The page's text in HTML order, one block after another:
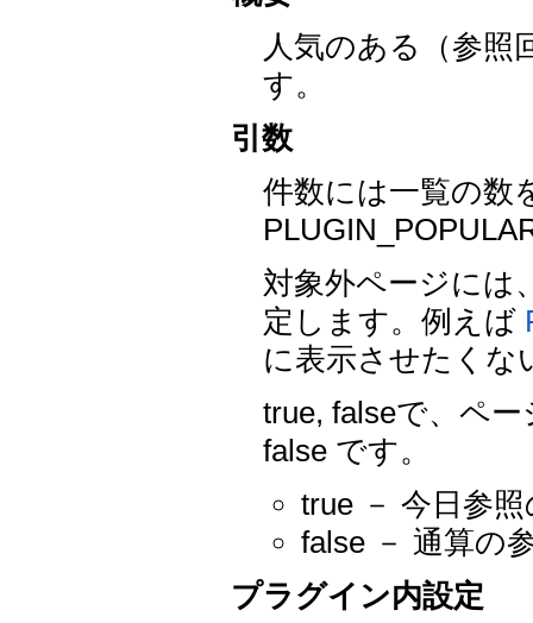
人気のある（参照
す。
引数
件数には一覧の数
対象外ページには
定します。例えば
に表示させたくな
true, falseで、ペ
false です。
true － 今日参
false － 通算の
プラグイン内設定